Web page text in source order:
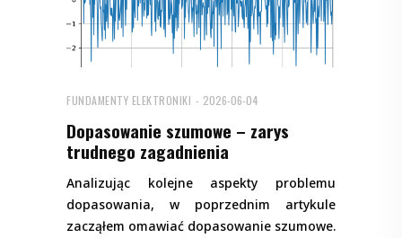
FUNDAMENTY ELEKTRONIKI 2026-06-04
Dopasowanie szumowe – zarys
trudnego zagadnienia
Analizując kolejne aspekty problemu
dopasowania, w poprzednim artykule
zacząłem omawiać dopasowanie szumowe.